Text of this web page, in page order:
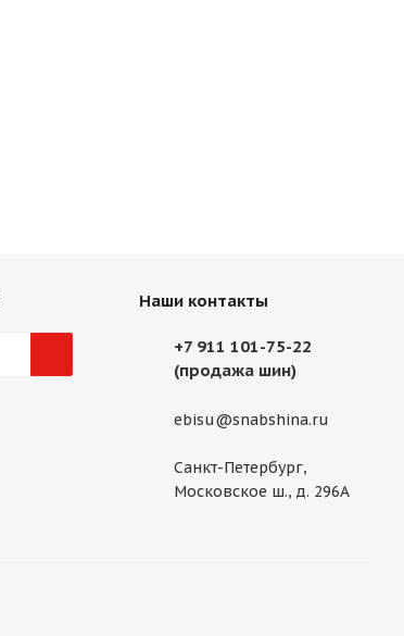
Наши контакты
+7 911 101-75-22
(продажа шин)
ebisu@snabshina.ru
Санкт-Петербург,
Московское ш., д. 296А